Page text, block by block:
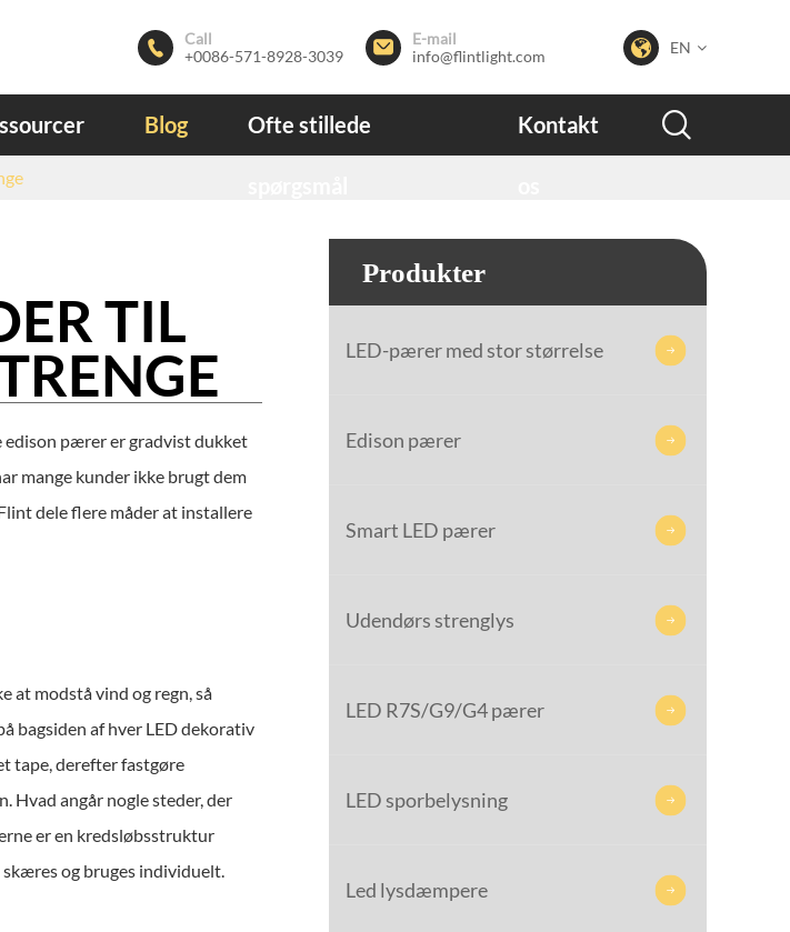

Call
+0086-571-8928-3039

E-mail
info@flintlight.com
 EN
Blog Ofte stillede Kontakt 
TIL
edison pærer er gradvist dukket
mange kunder ikke brugt dem
dele flere måder at installere
at modstå vind og regn, så
bagsiden af hver LED dekorativ
tape, derefter fastgøre
Hvad angår nogle steder, der
er en kredsløbsstruktur
skæres og bruges individuelt.
Produkter
LED-pærer med stor størrelse 
Edison pærer 
Smart LED pærer 
Udendørs strenglys 
LED R7S/G9/G4 pærer 
LED sporbelysning 
Led lysdæmpere 